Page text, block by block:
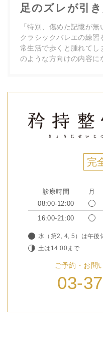
足のズレが引
「特別、傷めた記憶が
クラシックバレエの練習
常生活で歩くと腫れてし
のような方向けの内容に
診療時間 月
08:00-12:00
16:00-21:00
水（第2, 4, 5）は午後
土は14:00まで
ご予約・お問
03-
完